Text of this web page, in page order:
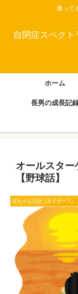
勝って
自閉症スペク
ホーム
長男の成長記
オールスタ
【野球話】
父ちゃんの話（タイガース）